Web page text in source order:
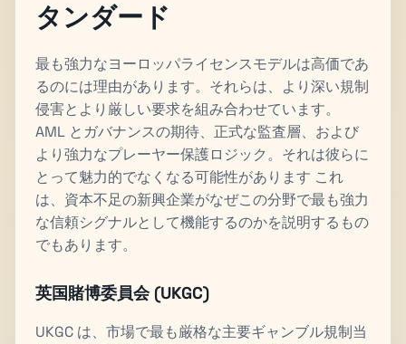
タンダード
最も強力なヨーロッパライセンスモデルは高価であ
るのには理由があります。それらは、より深い規制
侵害とより厳しい要求を組み合わせています。
AML とガバナンスの期待、正式な監査層、および
より強力なプレーヤー保護ロジック。それは彼らに
とって魅力的でなくなる可能性があります これ
は、資本不足の新興企業がなぜこの分野で最も強力
な信頼シグナルとして機能するのかを説明するもの
でもあります。
英国賭博委員会 (UKGC)
UKGC は、市場で最も厳格な主要ギャンブル規制当